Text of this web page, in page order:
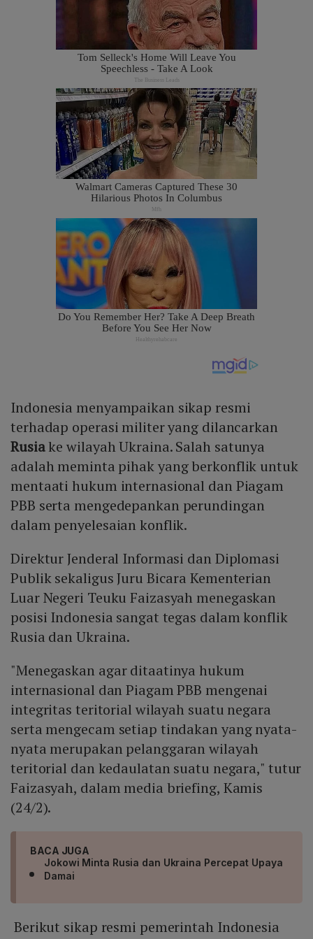
Indonesia menyampaikan sikap resmi
terhadap operasi militer yang dilancarkan
Rusiake wilayah Ukraina. Salah satunya
adalah meminta pihak yang berkonflik untuk
mentaati hukum internasional dan Piagam
PBB serta mengedepankan perundingan
dalam penyelesaian konflik.
Direktur Jenderal Informasi dan Diplomasi
Publik sekaligus Juru Bicara Kementerian
Luar Negeri Teuku Faizasyah menegaskan
posisi Indonesia sangat tegas dalam konflik
Rusia dan Ukraina.
"Menegaskan agar ditaatinya hukum
internasional dan Piagam PBB mengenai
integritas teritorial wilayah suatu negara
serta mengecam setiap tindakan yang nyata-
nyata merupakan pelanggaran wilayah
teritorial dan kedaulatan suatu negara," tutur
Faizasyah, dalam media briefing, Kamis
(24/2).
BACA JUGA
Jokowi Minta Rusia dan Ukraina Percepat Upaya
Damai
Berikut sikap resmi pemerintah Indonesia